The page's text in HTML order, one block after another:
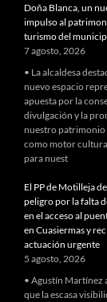
Doña Blanca, un
impulso al
turismo del
7 agosto, 2026
• La alcaldesa
nuevo espacio
apuesta por la
divulgación y la
nuestro
como motor
para nuest
El PP de Motilleja
peligro por la falta
en el acceso al
en Cuasiermas y
actuación urgente
5 agosto, 2026
• Agustín Martínez
que la escasa